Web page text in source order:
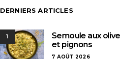
DERNIERS ARTICLES
1
Semoule aux
et pignons
7 AOÛT 2026